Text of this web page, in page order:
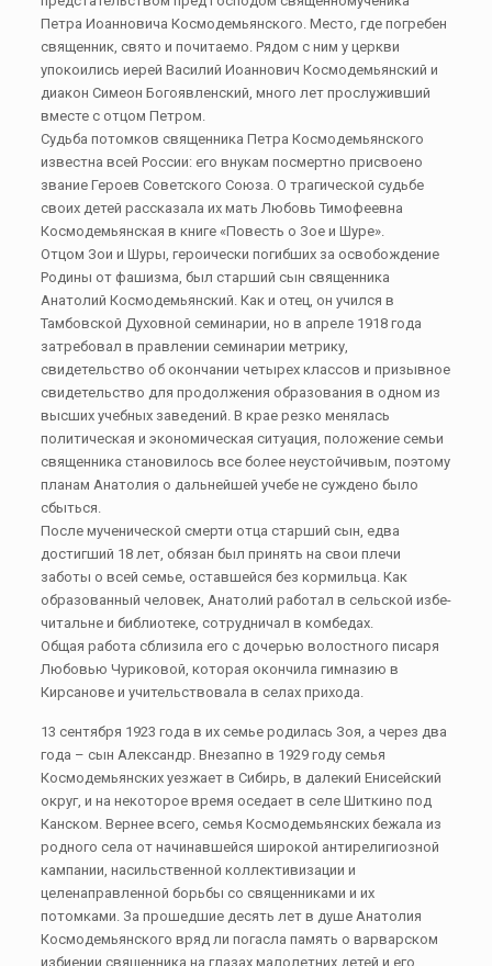
Петра Иоанновича Космодемьянского. Место, где погребен
священник, свято и почитаемо. Рядом с ним у церкви
упокоились иерей Василий Иоаннович Космодемьянский и
диакон Симеон Богоявленский, много лет прослуживший
вместе с отцом Петром.
Судьба потомков священника Петра Космодемьянского
известна всей России: его внукам посмертно присвоено
звание Героев Советского Союза. О трагической судьбе
своих детей рассказала их мать Любовь Тимофеевна
Космодемьянская в книге «Повесть о Зое и Шуре».
Отцом Зои и Шуры, героически погибших за освобождение
Родины от фашизма, был старший сын священника
Анатолий Космодемьянский. Как и отец, он учился в
Тамбовской Духовной семинарии, но в апреле 1918 года
затребовал в правлении семинарии метрику,
свидетельство об окончании четырех классов и призывное
свидетельство для продолжения образования в одном из
высших учебных заведений. В крае резко менялась
политическая и экономическая ситуация, положение семьи
священника становилось все более неустойчивым, поэтому
планам Анатолия о дальнейшей учебе не суждено было
сбыться.
После мученической смерти отца старший сын, едва
достигший 18 лет, обязан был принять на свои плечи
заботы о всей семье, оставшейся без кормильца. Как
образованный человек, Анатолий работал в сельской избе-
читальне и библиотеке, сотрудничал в комбедах.
Общая работа сблизила его с дочерью волостного писаря
Любовью Чуриковой, которая окончила гимназию в
Кирсанове и учительствовала в селах прихода.
13 сентября 1923 года в их семье родилась Зоя, а через два
года – сын Александр. Внезапно в 1929 году семья
Космодемьянских уезжает в Сибирь, в далекий Енисейский
округ, и на некоторое время оседает в селе Шиткино под
Канском. Вepнee вcего, ceмья Космодемьянских бежала из
родного села от начинавшейся широкой антирелигиозной
кампании, насильственной коллективизации и
целенаправленной борьбы со священниками и их
потомками. За прошедшие десять лет в душе Анатолия
Космодемьянского вряд ли погасла память о варварском
избиении священника на глазах малолетних детей и его